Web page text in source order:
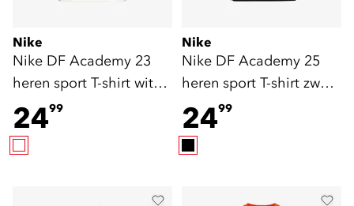
Nike
Nike DF Academy 23
heren sport T-shirt wit
zwart
2499
Nike
Nike DF Academy 25
heren sport T-shirt zwart
wit
2499